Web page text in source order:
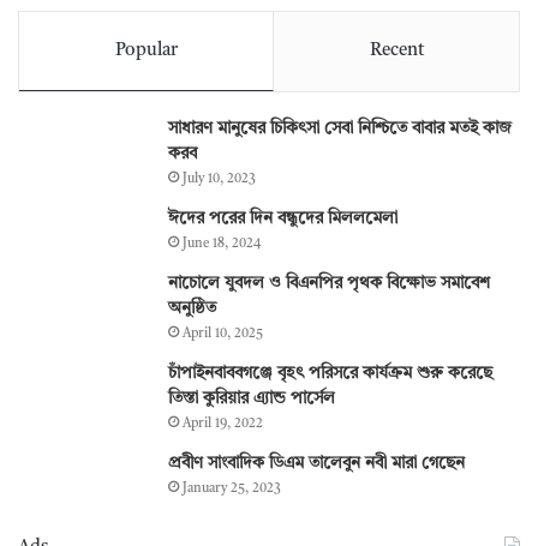
Popular Recent
সাধারণ মানুষের চিকিৎসা সেবা নিশ্চিতে বাবার মতই কাজ
করব
July 10, 2023
ঈদের পরের দিন বন্ধুদের মিললমেলা
June 18, 2024
নাচোলে যুবদল ও বিএনপির পৃথক বিক্ষোভ সমাবেশ
অনুষ্ঠিত
April 10, 2025
চাঁপাইনবাববগঞ্জে বৃহৎ পরিসরে কার্যক্রম শুরু করেছে
তিস্তা কুরিয়ার এ্যান্ড পার্সেল
April 19, 2022
প্রবীণ সাংবাদিক ডিএম তালেবুন নবী মারা গেছেন
January 25, 2023